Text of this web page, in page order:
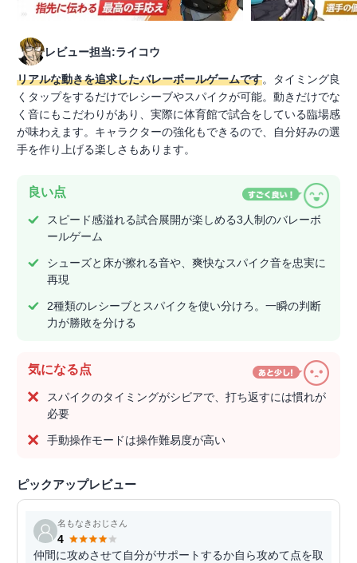
レビュー担当:ライコウ
リアルな動きを追求したバレーボールゲームです。タイミング良
くタップをするだけでレシーブやスパイクが可能。動きだけでな
く音にもこだわりがあり、実際に体育館で試合をしている臨場感
が味わえます。キャラクターの強化もできるので、自分好みの選
手を作り上げる楽しさもあります。
良い点
スピード感溢れる試合展開が楽しめる3人制のバレーボ
ールゲーム
シューズと床が擦れる音や、爽快なスパイク音を忠実に
再現
2種類のレシーブとスパイクを使い分けろ。一瞬の判断
力が勝敗を分ける
気になる点
スパイクのタイミングがシビアで、打ち返すには慣れが
必要
手動操作モードは操作難易度が高い
ピックアップレビュー
名もなきおじさん
4
仲間に攻めさせて自分がサポートするか自ら攻めて点を取